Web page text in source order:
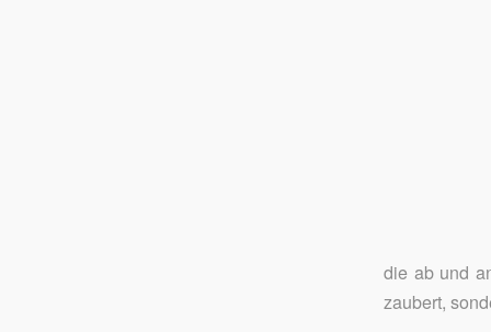
die ab und
zaubert,